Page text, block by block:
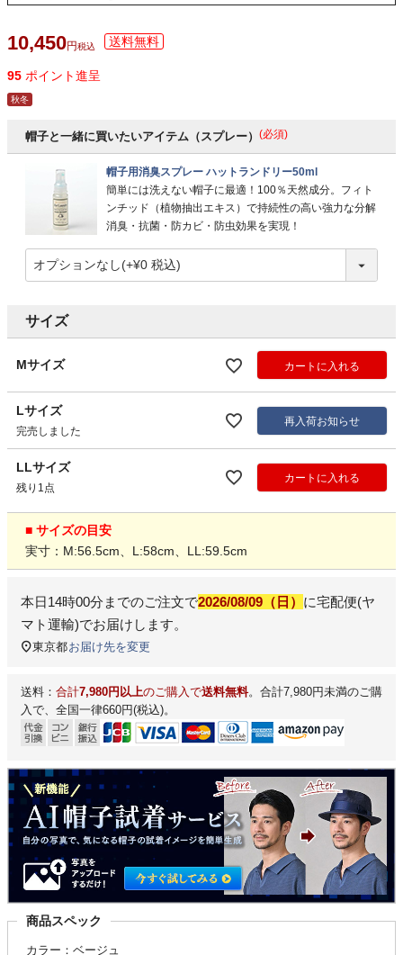
10,450 税込
95 ポイント進呈
秋冬
帽子と一緒に買いたいアイテム（スプレー） (必須)
帽子用消臭スプレー ハットランドリー50ml
簡単には洗えない帽子に最適！100％天然成分。フィト
ンチッド（植物抽出エキス）で持続性の高い強力な分解
消臭・抗菌・防カビ・防虫効果を実現！
サイズ
Mサイズ カートに入れる
Lサイズ
完売しました
再入荷お知らせ
LLサイズ
残り1点
カートに入れる
■ サイズの目安
実寸：M:56.5cm、L:58cm、LL:59.5cm
本日14時00分 までのご注文で2026/08/09（日） に宅配便(ヤ
マト運輸)でお届けします。
東京都お届け先を変更
送料： 合計7,980円以上のご購入で送料無料。合計7,980円未満のご購
入で、全国一律660円(税込)。
商品スペック
カラー：ベージュ